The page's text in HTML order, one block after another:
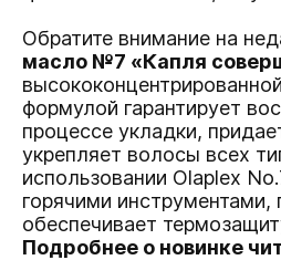
Обратите внимание на
масло №7 «Капля
формулой гарантирует
процессе укладки,
укрепляет волосы всех
использовании Olaplex
горячими инструментами,
обеспечивает
Подробнее о новинке